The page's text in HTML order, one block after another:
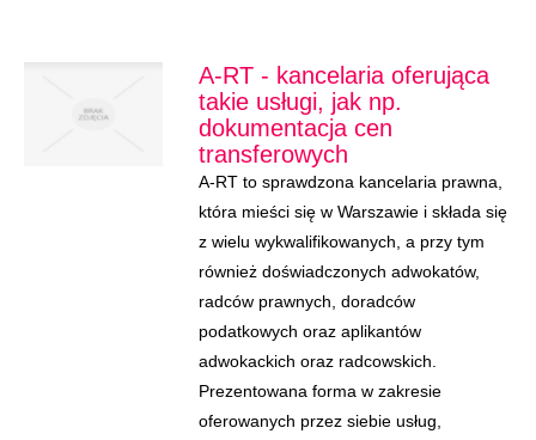
A-RT - kancelaria oferująca
takie usługi, jak np.
dokumentacja cen
transferowych
A-RT to sprawdzona kancelaria prawna,
która mieści się w Warszawie i składa się
z wielu wykwalifikowanych, a przy tym
również doświadczonych adwokatów,
radców prawnych, doradców
podatkowych oraz aplikantów
adwokackich oraz radcowskich.
Prezentowana forma w zakresie
oferowanych przez siebie usług,